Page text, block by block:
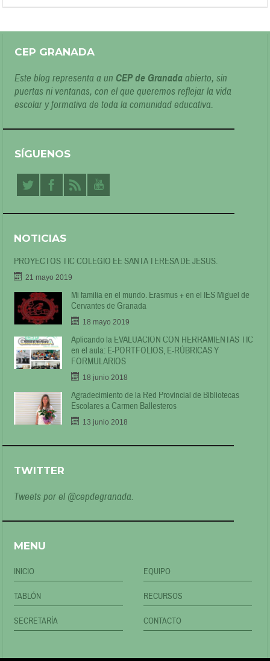
CEP GRANADA
Este blog representa a un CEP de Granadaabierto, sin
puertas ni ventanas, con el que queremos reflejar la vida
escolar y formativa de toda la comunidad educativa.
SÍGUENOS
NOTICIAS
PROYECTOS TIC COLEGIO EE SANTA TERESA DE JESÚS.
21 mayo 2019
Mi familia en el mundo. Erasmus + en el IES Miguel de
Cervantes de Granada
18 mayo 2019
Aplicando la EVALUACIÓN CON HERRAMIENTAS TIC
en el aula: E-PORTFOLIOS, E-RÚBRICAS Y
FORMULARIOS
18 junio 2018
Agradecimiento de la Red Provincial de Bibliotecas
Escolares a Carmen Ballesteros
13 junio 2018
TWITTER
Tweets por el @cepdegranada.
MENU
INICIO EQUIPO
TABLÓN RECURSOS
SECRETARÍA CONTACTO